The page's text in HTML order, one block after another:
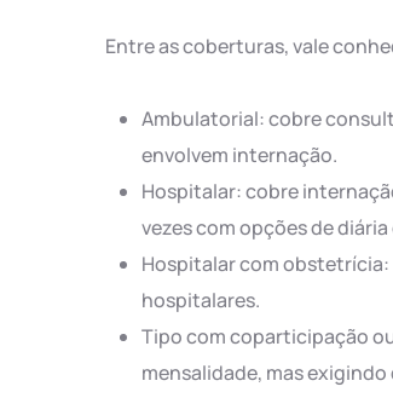
Entre as coberturas, vale
Ambulatorial: cobre
envolvem internação.
Hospitalar: cobre
vezes com opções de
Hospitalar com
hospitalares.
Tipo com coparticipação
mensalidade, mas